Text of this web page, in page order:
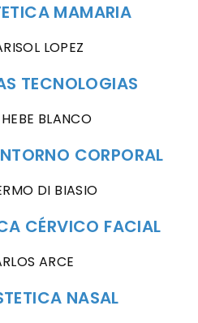
MAMARIA
LOPEZ
TECNOLOGIAS
BLANCO
CORPORAL
DI BIASIO
CÉRVICO FACIAL
ARCE
NASAL